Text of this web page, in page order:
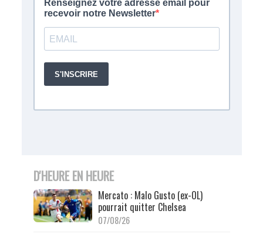
D'HEURE EN HEURE
Mercato : Malo Gusto (ex-OL)
pourrait quitter Chelsea
07/08/26